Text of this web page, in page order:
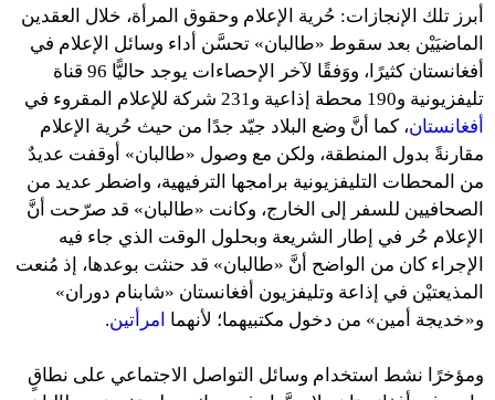
أبرز تلك الإنجازات: حُرية الإعلام وحقوق المرأة، خلال العقدين
الماضيَيْن بعد سقوط «طالبان» تحسَّن أداء وسائل الإعلام في
أفغانستان كثيرًا، ووَفقًا لآخر الإحصاءات يوجد حاليًّا 96 قناة
تليفزيونية و190 محطة إذاعية و231 شركة للإعلام المقروء في
أفغانستان، كما أنَّ وضع البلاد جيّد جدًا من حيث حُرية الإعلام
مقارنةً بدول المنطقة، ولكن مع وصول «طالبان» أوقفت عديدٌ
من المحطات التليفزيونية برامجها الترفيهية، واضطر عديد من
الصحافيين للسفر إلى الخارج، وكانت «طالبان» قد صرّحت أنَّ
الإعلام حُر في إطار الشريعة وبحلول الوقت الذي جاء فيه
الإجراء كان من الواضح أنَّ «طالبان» قد حنثت بوعدها، إذ مُنعت
المذيعتيْن في إذاعة وتليفزيون أفغانستان «شابنام دوران»
و«خديجة أمين» من دخول مكتبيهما؛ لأنهما امرأتين.
ومؤخرًا نشط استخدام وسائل التواصل الاجتماعي على نطاقٍ